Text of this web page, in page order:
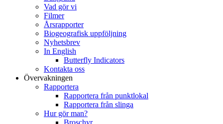
Vad gör vi
Filmer
Årsrapporter
Biogeografisk uppföljning
Nyhetsbrev
In English
Butterfly Indicators
Kontakta oss
Övervakningen
Rapportera
Rapportera från punktlokal
Rapportera från slinga
Hur gör man?
Broschyr